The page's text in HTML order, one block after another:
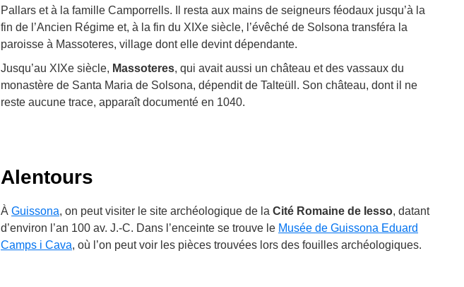
Pallars et à la famille Camporrells. Il resta aux mains de seigneurs féodaux jusqu’à la
fin de l’Ancien Régime et, à la fin du XIXe siècle, l’évêché de Solsona transféra la
paroisse à Massoteres, village dont elle devint dépendante.
Jusqu’au XIXe siècle, Massoteres, qui avait aussi un château et des vassaux du
monastère de Santa Maria de Solsona, dépendit de Talteüll. Son château, dont il ne
reste aucune trace, apparaît documenté en 1040.
Alentours
À Guissona, on peut visiter le site archéologique de la Cité Romaine de Iesso, datant
d’environ l’an 100 av. J.-C. Dans l’enceinte se trouve le Musée de Guissona Eduard
Camps i Cava, où l’on peut voir les pièces trouvées lors des fouilles archéologiques.